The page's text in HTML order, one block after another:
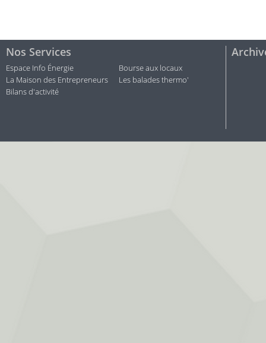
Nos Services
Espace Info Énergie
Bourse aux locaux
La Maison des Entrepreneurs
Les balades thermo'
Bilans d'activité